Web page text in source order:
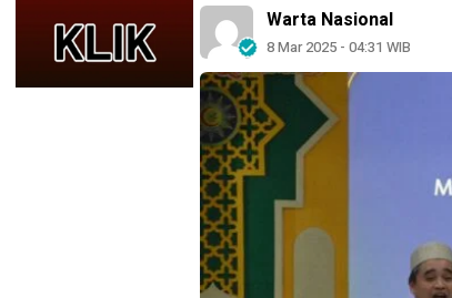
Warta Nasional
8 Mar 2025 - 04:31 WIB